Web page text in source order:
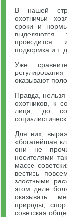
В нашей
охотничьи
сроки и
выделяются
проводится
подкормка и т. д.
Уже
оказывают
Правда,
охотников, к
лица, до
Для них,
«богатейшая
они не
носителями
массе
вестись
злостными
этом деле
оказывать
природы,
советская